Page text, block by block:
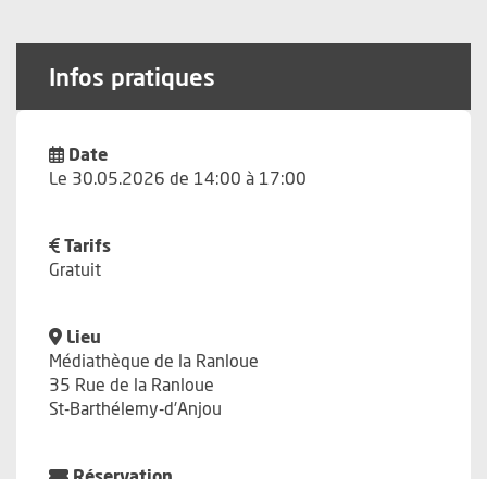
Infos pratiques
Date
Le 30.05.2026 de 14:00 à 17:00
Tarifs
Gratuit
Lieu
Médiathèque de la Ranloue
35 Rue de la Ranloue
St-Barthélemy-d'Anjou